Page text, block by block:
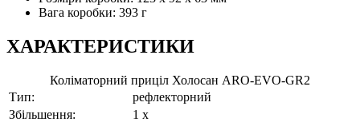
Вага коробки: 393 г
ХАРАКТЕРИСТИКИ
Коліматорний приціл Холосан ARO-EVO-GR2
Тип:
рефлекторний
Збільшення:
1 x